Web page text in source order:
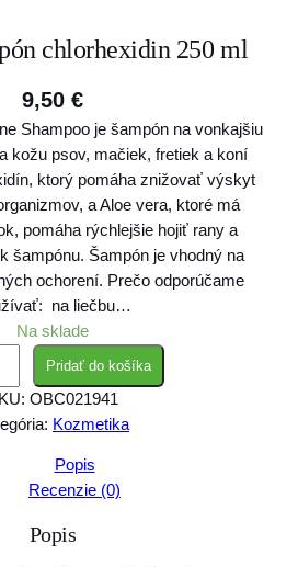
chlorhexidin 250 ml
9,50 €
Shampoo je šampón na vonkajšiu
kožu psov, mačiek, fretiek a koní
ktorý pomáha znižovať výskyt
a Aloe vera, ktoré má
pomáha rýchlejšie hojiť rany a
šampónu. Šampón je vhodný na
ochorení. Prečo odporúčame
na liečbu…
Na sklade
Pridať do košíka
OBC021941
Kozmetika
Popis
Recenzie (0)
Popis